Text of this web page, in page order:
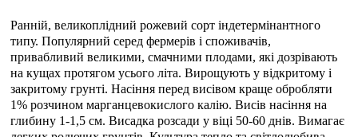
Ранній, великоплідний рожевий сорт індетермінантного
типу. Популярний серед фермерів і споживачів,
привабливий великими, смачними плодами, які дозрівають
на кущах протягом усього літа. Вирощують у відкритому і
закритому грунті. Насіння перед висівом краще обробляти
1% розчином марганцевокислого калію. Висів насіння на
глибину 1-1,5 см. Висадка розсади у віці 50-60 днів. Вимагає